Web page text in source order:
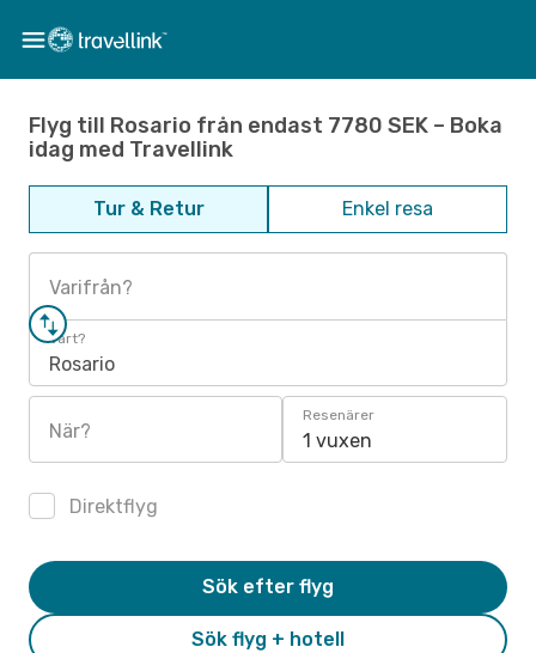
Flyg till Rosario från endast 7780 SEK – Boka
idag med Travellink
Tur & Retur Enkel resa
Varifrån?
Vart?
Rosario
När?
Resenärer
1 vuxen
Direktflyg
Sök flyg + hotell
Sök efter flyg